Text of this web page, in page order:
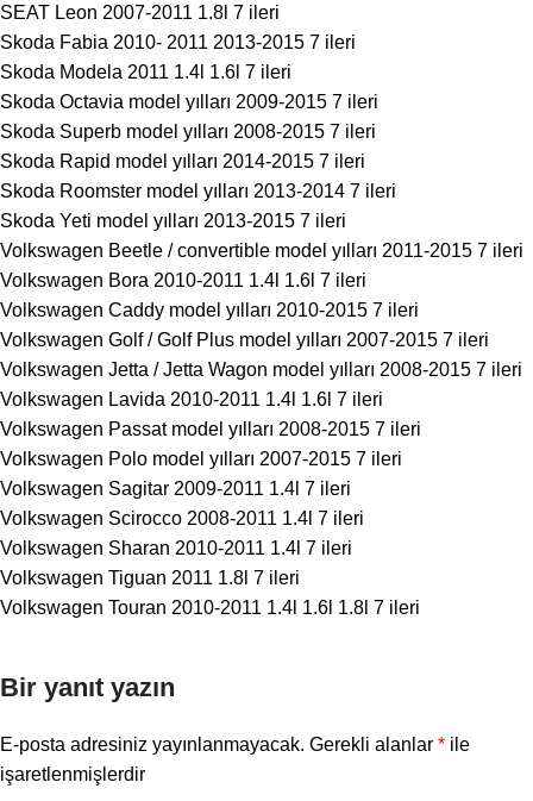
SEAT Leon 2007-2011 1.8l 7 ileri
Skoda Fabia 2010- 2011 2013-2015 7 ileri
Skoda Modela 2011 1.4l 1.6l 7 ileri
Skoda Octavia model yılları 2009-2015 7 ileri
Skoda Superb model yılları 2008-2015 7 ileri
Skoda Rapid model yılları 2014-2015 7 ileri
Skoda Roomster model yılları 2013-2014 7 ileri
Skoda Yeti model yılları 2013-2015 7 ileri
Volkswagen Beetle / convertible model yılları 2011-2015 7 ileri
Volkswagen Bora 2010-2011 1.4l 1.6l 7 ileri
Volkswagen Caddy model yılları 2010-2015 7 ileri
Volkswagen Golf / Golf Plus model yılları 2007-2015 7 ileri
Volkswagen Jetta / Jetta Wagon model yılları 2008-2015 7 ileri
Volkswagen Lavida 2010-2011 1.4l 1.6l 7 ileri
Volkswagen Passat model yılları 2008-2015 7 ileri
Volkswagen Polo model yılları 2007-2015 7 ileri
Volkswagen Sagitar 2009-2011 1.4l 7 ileri
Volkswagen Scirocco 2008-2011 1.4l 7 ileri
Volkswagen Sharan 2010-2011 1.4l 7 ileri
Volkswagen Tiguan 2011 1.8l 7 ileri
Volkswagen Touran 2010-2011 1.4l 1.6l 1.8l 7 ileri
Bir yanıt yazın
E-posta adresiniz yayınlanmayacak. Gerekli alanlar * ile
işaretlenmişlerdir